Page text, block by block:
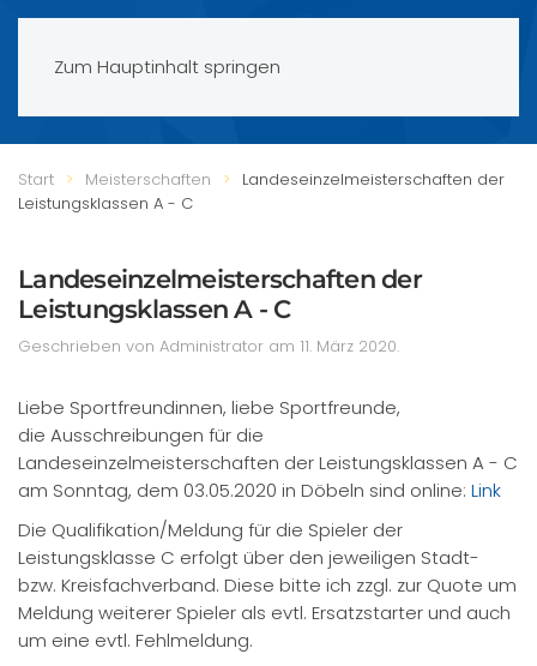
Zum Hauptinhalt springen
Start Meisterschaften
Landeseinzelmeisterschaften der
Leistungsklassen A - C
Landeseinzelmeisterschaften der
Leistungsklassen A - C
Geschrieben von Administrator am 11. März 2020.
Liebe Sportfreundinnen, liebe Sportfreunde,
die Ausschreibungen für die
Landeseinzelmeisterschaften der Leistungsklassen A - C
am Sonntag, dem 03.05.2020 in Döbeln sind online: Link
Die Qualifikation/Meldung für die Spieler der
Leistungsklasse C erfolgt über den jeweiligen Stadt-
bzw. Kreisfachverband. Diese bitte ich zzgl. zur Quote um
Meldung weiterer Spieler als evtl. Ersatzstarter und auch
um eine evtl. Fehlmeldung.